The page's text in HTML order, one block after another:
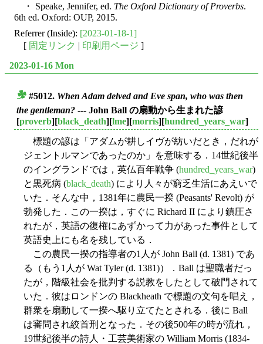
・ Speake, Jennifer, ed. The Oxford Dictionary of Proverbs.
6th ed. Oxford: OUP, 2015.
Referrer (Inside): [2023-01-18-1]
[ 固定リンク | 印刷用ページ ]
2023-01-16 Mon
#5012. When Adam delved and Eve span, who was then
the gentleman? --- John Ball の扇動から生まれた諺
[proverb][black_death][lme][morris][hundred_years_war]
標題の諺は「アダムが耕しイヴが紡いだとき，だれが
ジェントルマンであったのか」を意味する．14世紀後半
のイングランドでは，英仏百年戦争 (hundred_years_war)
と黒死病 (black_death) により人々が窮乏生活にあえいで
いた．そんな中，1381年に農民一揆 (Peasants' Revolt) が
勃発した．この一揆は，すぐに Richard II により鎮圧さ
れたが，英語の復権にあずかって力があった事件として
英語史上にも名を残している．
この農民一揆の指導者の1人が John Ball (d. 1381) であ
る（もう1人が Wat Tyler (d. 1381)）．Ball は聖職者だっ
たが，階級社会を批判する説教をしたとして破門されて
いた．彼はロンドンの Blackheath で標題の文句を唱え，
群衆を扇動して一揆へ駆り立てたとされる．後に Ball
は審問され絞首刑となった．その後500年の時が流れ，
19世紀後半の詩人・工芸美術家の William Morris (1834-